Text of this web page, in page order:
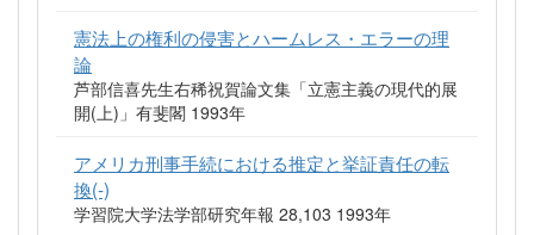
憲法上の権利の侵害とハームレス・エラーの理
論
芦部信喜先生右稀祝賀論文集「立憲主義の現代的展
開(上)」有斐閣 1993年
アメリカ刑事手続における推定と挙証責任の転
換(-)
学習院大学法学部研究年報 28,103 1993年